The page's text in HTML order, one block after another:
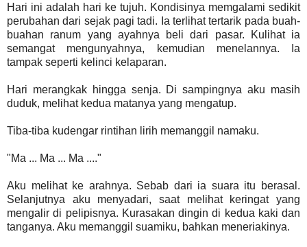
Hari ini adalah hari ke tujuh. Kondisinya memgalami sedikit
perubahan dari sejak pagi tadi. Ia terlihat tertarik pada buah-
buahan ranum yang ayahnya beli dari pasar. Kulihat ia
semangat mengunyahnya, kemudian menelannya. Ia
tampak seperti kelinci kelaparan.
Hari merangkak hingga senja. Di sampingnya aku masih
duduk, melihat kedua matanya yang mengatup.
Tiba-tiba kudengar rintihan lirih memanggil namaku.
"Ma ... Ma ... Ma ...."
Aku melihat ke arahnya. Sebab dari ia suara itu berasal.
Selanjutnya aku menyadari, saat melihat keringat yang
mengalir di pelipisnya. Kurasakan dingin di kedua kaki dan
tanganya. Aku memanggil suamiku, bahkan meneriakinya.